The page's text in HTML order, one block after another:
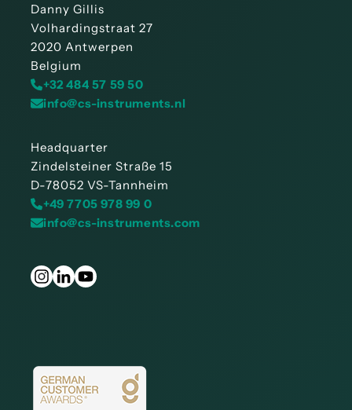
Danny Gillis
Volhardingstraat 27
2020 Antwerpen
Belgium
+32 484 57 59 50
info@cs-instruments.nl
Headquarter
Zindelsteiner Straße 15
D-78052 VS-Tannheim
+49 7705 978 99 0
info@cs-instruments.com